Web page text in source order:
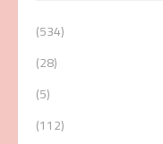
(534)
(28)
(5)
(112)